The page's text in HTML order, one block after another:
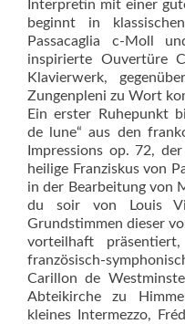
Interpretin mit einer
beginnt in
Passacaglia c-Moll
inspirierte Ouvertüre
Klavierwerk,
Zungenpleni zu Wort
Ein erster Ruhepunkt
de lune“ aus den
Impressions op. 72,
heilige Franziskus von
in der Bearbeitung von
du soir von Louis
Grundstimmen dieser
vorteilhaft
französisch-
Carillon de
Abteikirche zu
kleines Intermezzo,